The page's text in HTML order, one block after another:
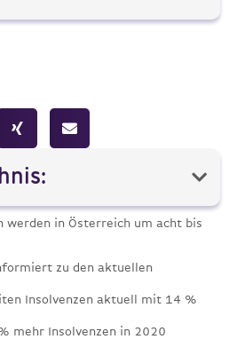
werden in Österreich um acht bis
zu den aktuellen
Insolvenzen aktuell mit 14 %
mehr Insolvenzen in 2020